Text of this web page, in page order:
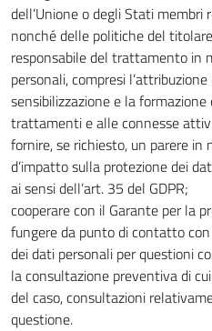
dell’Unione o degli Stati
nonché delle politiche del
responsabile del trattamento in
personali, compresi
sensibilizzazione e la
trattamenti e alle connesse
fornire, se richiesto, un parere
d’impatto sulla protezione dei
ai sensi dell’art. 35 del GDPR;
cooperare con il Garante per la
fungere da punto di contatto
dei dati personali per questioni
la consultazione preventiva di
del caso, consultazioni
questione.